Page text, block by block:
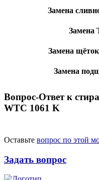
Замена
Замена
Замена
Замена
Вопрос-Ответ к
WTC 1061 K
Оставьте вопрос по этой
Задать вопрос